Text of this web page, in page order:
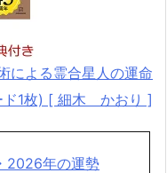
による霊合星人の運命
ド1枚) [ 細木 かおり ]
2026年の運勢